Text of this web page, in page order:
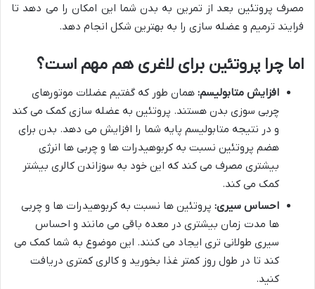
مصرف پروتئین بعد از تمرین به بدن شما این امکان را می دهد تا
فرایند ترمیم و عضله سازی را به بهترین شکل انجام دهد.
اما چرا پروتئین برای لاغری هم مهم است؟
افزایش متابولیسم: همان طور که گفتیم عضلات موتورهای
چربی سوزی بدن هستند. پروتئین به عضله سازی کمک می کند
و در نتیجه متابولیسم پایه شما را افزایش می دهد. بدن برای
هضم پروتئین نسبت به کربوهیدرات ها و چربی ها انرژی
بیشتری مصرف می کند که این خود به سوزاندن کالری بیشتر
کمک می کند.
احساس سیری: پروتئین ها نسبت به کربوهیدرات ها و چربی
ها مدت زمان بیشتری در معده باقی می مانند و احساس
سیری طولانی تری ایجاد می کنند. این موضوع به شما کمک می
کند تا در طول روز کمتر غذا بخورید و کالری کمتری دریافت
کنید.